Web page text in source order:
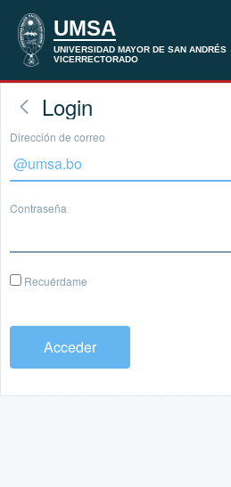
Login
Dirección de correo
Contraseña
Recuérdame
Acceder